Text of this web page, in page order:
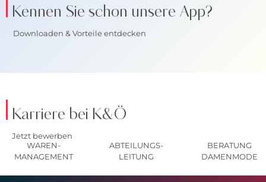
Kennen Sie schon unsere App?
Downloaden & Vorteile entdecken
Karriere bei K&Ö
Jetzt bewerben
WAREN-
MANAGEMENT
ABTEILUNGS-
LEITUNG
BERATUNG
DAMENMODE